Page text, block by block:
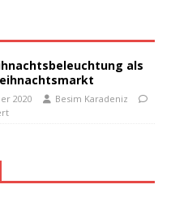
als
2020
Besim Karadeniz